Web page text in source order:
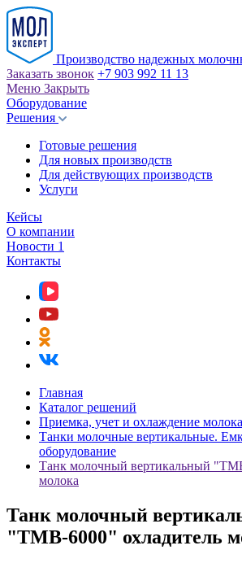
Производство надежных
Заказать звонок +7 903 992 11 13
Меню Закрыть
Оборудование
Решения
Готовые решения
Для новых производств
Для действующих производств
Услуги
Кейсы
О компании
Новости 1
Контакты
Главная
Каталог решений
Приемка, учет и охлаждение молока
Танки молочные вертикальные.
оборудование
Танк молочный вертикальный
молока
Танк молочный
"ТМВ-6000" охладитель